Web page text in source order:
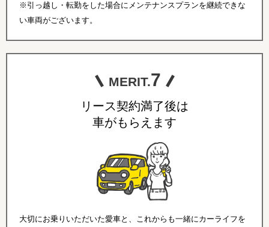
※引っ越し・転勤をした場合にメンテナンスプランを継続できな
い車両がございます。
MERIT.7
リース契約満了後は
車がもらえます
大切にお乗りいただいた愛車と、これからも一緒にカーライフを